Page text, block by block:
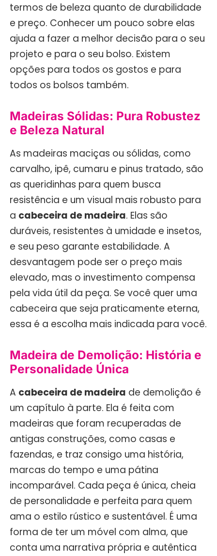
termos de beleza quanto de durabilidade
e preço. Conhecer um pouco sobre elas
ajuda a fazer a melhor decisão para o seu
projeto e para o seu bolso. Existem
opções para todos os gostos e para
todos os bolsos também.
Madeiras Sólidas: Pura Robustez
e Beleza Natural
As madeiras maciças ou sólidas, como
carvalho, ipê, cumaru e pinus tratado, são
as queridinhas para quem busca
resistência e um visual mais robusto para
a cabeceira de madeira. Elas são
duráveis, resistentes à umidade e insetos,
e seu peso garante estabilidade. A
desvantagem pode ser o preço mais
elevado, mas o investimento compensa
pela vida útil da peça. Se você quer uma
cabeceira que seja praticamente eterna,
essa é a escolha mais indicada para você.
Madeira de Demolição: História e
Personalidade Única
A cabeceira de madeira de demolição é
um capítulo à parte. Ela é feita com
madeiras que foram recuperadas de
antigas construções, como casas e
fazendas, e traz consigo uma história,
marcas do tempo e uma pátina
incomparável. Cada peça é única, cheia
de personalidade e perfeita para quem
ama o estilo rústico e sustentável. É uma
forma de ter um móvel com alma, que
conta uma narrativa própria e autêntica